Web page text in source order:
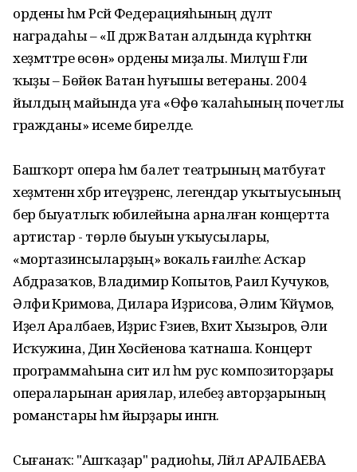
ордены һәм Рәсәй Федерацияһының дәүләт
наградаһы – «II дәрәжә Ватан алдында күрһәткән
хеҙмттәре өсөн» ордены миҙалы. Миләүшә Ғәли
ҡыҙы – Бөйөк Ватан һуғышы ветераны. 2004
йылдың майында уға «Өфө ҡалаһының почетлы
гражданы» исеме бирелде.
Башҡорт опера һәм балет театрының матбуғат
хеҙмәтенән хәбәр итеүҙәренсә, легендар уҡытыусының
бер быуатлыҡ юбилейына арналған концертта
артистар - төрлө быуын уҡыусылары,
«мортазинсыларҙың» вокаль ғаиләһе: Асҡар
Абдразаҡов, Владимир Копытов, Раил Кучуков,
Әлфиә Кәримова, Дилара Иҙрисова, Әлим Ҡәйүмов,
Иҙел Аралбаев, Иҙрис Ғәзиев, Вәхит Хызыров, Әлиә
Исҡужина, Динә Хөсәйенова ҡатнаша. Концерт
программаһына сит ил һәм рус композиторҙары
операларынан ариялар, илебеҙ авторҙарының
романстары һәм йырҙары ингән.
Сығанаҡ: "Ашҡаҙар" радиоһы, Ләйлә АРАЛБАЕВА